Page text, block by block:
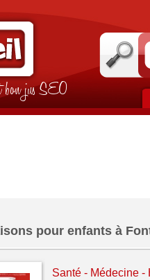
bon jus SEO
pour enfants à
Santé - Médecine